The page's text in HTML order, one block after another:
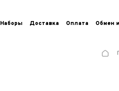
Наборы Доставка Оплата Обмен